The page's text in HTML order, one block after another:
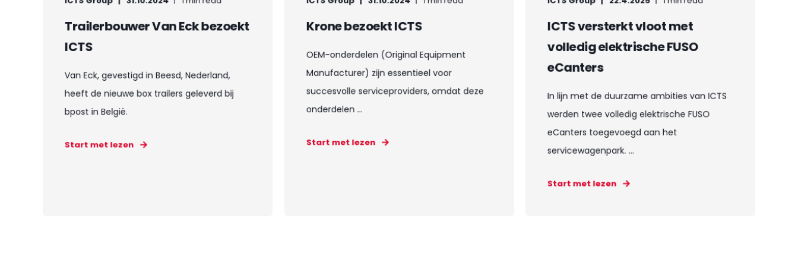
Trailerbouwer Van Eck bezoekt
ICTS
Van Eck, gevestigd in Beesd, Nederland,
heeft de nieuwe box trailers geleverd bij
bpost in België.
Start met lezen
Krone bezoekt ICTS
OEM-onderdelen (Original Equipment
Manufacturer) zijn essentieel voor
succesvolle serviceproviders, omdat deze
onderdelen ...
Start met lezen
ICTS versterkt vloot met
volledig elektrische FUSO
eCanters
In lijn met de duurzame ambities van ICTS
werden twee volledig elektrische FUSO
eCanters toegevoegd aan het
servicewagenpark. ...
Start met lezen